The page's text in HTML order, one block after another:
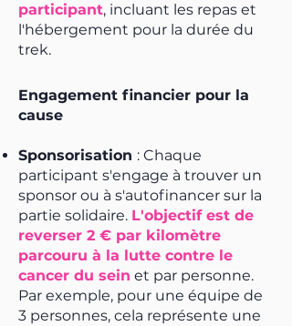
participant, incluant les repas et
l'hébergement pour la durée du
trek.
Engagement financier pour la
cause
Sponsorisation : Chaque
participant s'engage à trouver un
sponsor ou à s'autofinancer sur la
partie solidaire. L'objectif est de
reverser 2 € par kilomètre
parcouru à la lutte contre le
cancer du sein et par personne.
Par exemple, pour une équipe de
3 personnes, cela représente une